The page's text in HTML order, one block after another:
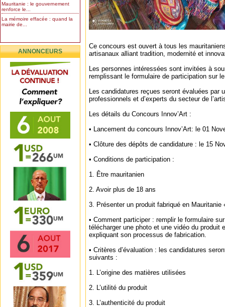
Mauritanie : le gouvernement
renforce le...
La mémoire effacée : quand la
mairie de...
ANNONCEURS
Ce concours est ouvert à tous les
artisanaux alliant tradition, modernité et
Les personnes intéressées sont invitées à
remplissant le formulaire de participation sur
Les candidatures reçues seront évaluées par
professionnels et d’experts du secteur de
Les détails du Concours Innov’Art :
• Lancement du concours Innov’Art: le 01
• Clôture des dépôts de candidature : le 15
• Conditions de participation :
1. Être mauritanien
2. Avoir plus de 18 ans
3. Présenter un produit fabriqué en Mauritanie
• Comment participer : remplir le formulaire
télécharger une photo et une vidéo du produit
expliquant son processus de fabrication.
• Critères d’évaluation : les candidatures
suivants :
1. L’origine des matières utilisées
2. L’utilité du produit
3. L’authenticité du produit